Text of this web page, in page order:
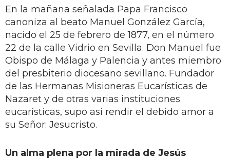
En la mañana señalada Papa Francisco
canoniza al beato Manuel González García,
nacido el 25 de febrero de 1877, en el número
22 de la calle Vidrio en Sevilla. Don Manuel fue
Obispo de Málaga y Palencia y antes miembro
del presbiterio diocesano sevillano. Fundador
de las Hermanas Misioneras Eucarísticas de
Nazaret y de otras varias instituciones
eucarísticas, supo así rendir el debido amor a
su Señor: Jesucristo.
Un alma plena por la mirada de Jesús